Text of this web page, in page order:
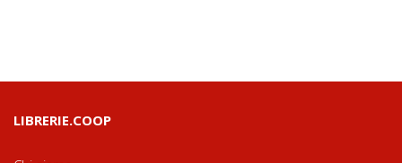
LIBRERIE.COOP